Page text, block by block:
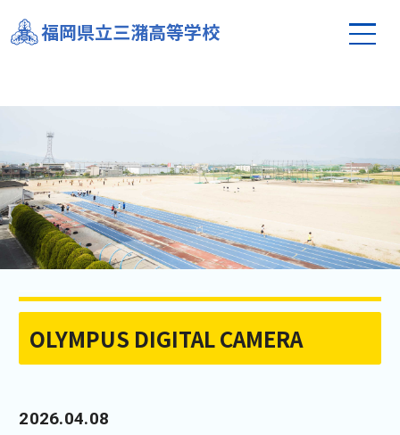
福岡県立三潴高等学校
OLYMPUS DIGITAL CAMERA
2026.04.08